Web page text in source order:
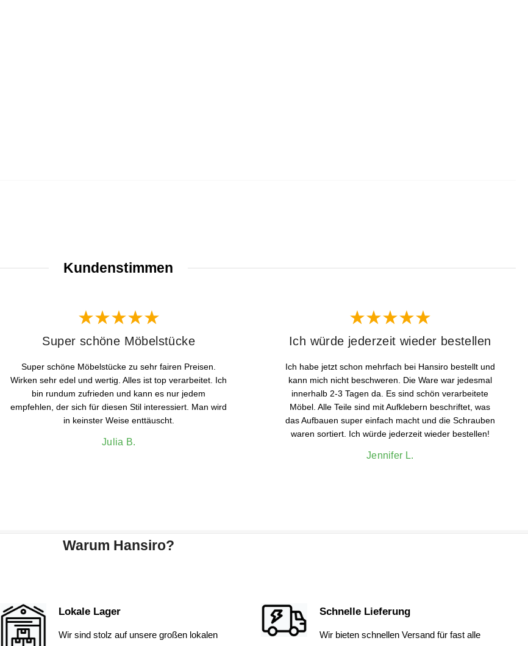
Kundenstimmen
Super schöne Möbelstücke
Super schöne Möbelstücke zu sehr fairen Preisen.
Wirken sehr edel und wertig. Alles ist top verarbeitet. Ich
bin rundum zufrieden und kann es nur jedem
empfehlen, der sich für diesen Stil interessiert. Man wird
in keinster Weise enttäuscht.
Julia B.
Ich würde jederzeit wieder bestellen
Ich habe jetzt schon mehrfach bei Hansiro bestellt und
kann mich nicht beschweren. Die Ware war jedesmal
innerhalb 2-3 Tagen da. Es sind schön verarbeitete
Möbel. Alle Teile sind mit Aufklebern beschriftet, was
das Aufbauen super einfach macht und die Schrauben
waren sortiert. Ich würde jederzeit wieder bestellen!
Jennifer L.
Warum Hansiro?
Lokale Lager
Wir sind stolz auf unsere großen lokalen
Schnelle Lieferung
Wir bieten schnellen Versand für fast alle